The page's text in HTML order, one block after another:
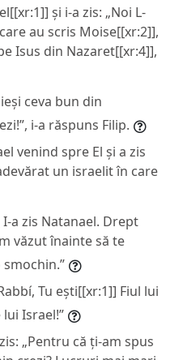
și i-a zis: „Noi L-
au scris Moise[[xr:2]],
Isus din Nazaret[[xr:4]],
ceva bun din
i-a răspuns Filip.
venind spre El și a zis
un israelit în care
I-a zis Natanael. Drept
văzut înainte să te
Tu ești[[xr:1]] Fiul lui
Israel!”
„Pentru că ți-am spus